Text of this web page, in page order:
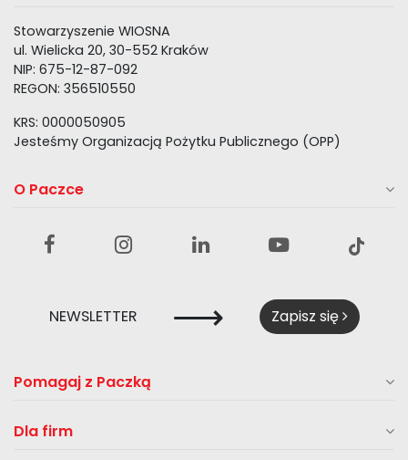
Stowarzyszenie WIOSNA
ul. Wielicka 20, 30-552 Kraków
NIP: 675-12-87-092
REGON: 356510550
KRS: 0000050905
Jesteśmy Organizacją Pożytku Publicznego (OPP)
O Paczce
NEWSLETTER ⟶ Zapisz się
Pomagaj z Paczką
Dla firm